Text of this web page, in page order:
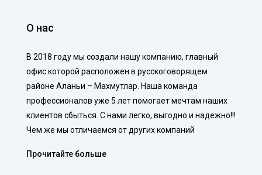
О нас
В 2018 году мы создали нашу компанию, главный
офис которой расположен в русскоговорящем
районе Аланьи – Махмутлар. Наша команда
профессионалов уже 5 лет помогает мечтам наших
клиентов сбыться. С нами легко, выгодно и надежно!!!
Чем же мы отличаемся от других компаний
Прочитайте больше